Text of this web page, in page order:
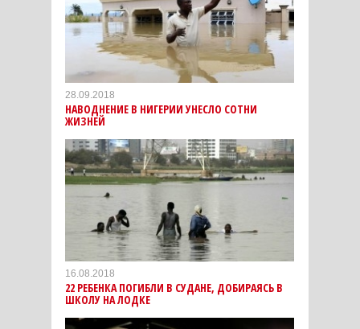
28.09.2018
НАВОДНЕНИЕ В НИГЕРИИ УНЕСЛО СОТНИ
ЖИЗНЕЙ
16.08.2018
22 РЕБЕНКА ПОГИБЛИ В СУДАНЕ, ДОБИРАЯСЬ В
ШКОЛУ НА ЛОДКЕ